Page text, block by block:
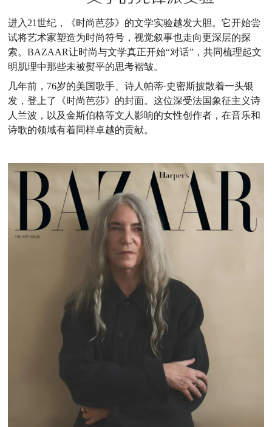
进入21世纪，《时尚芭莎》的文学实验越发大胆。它开始尝
试将艺术家塑造为时尚符号，视觉叙事也走向更深层的探
索。BAZAAR让时尚与文学真正开始“对话”，共同梳理起文
明肌理中那些未被熨平的思考褶皱。
几年前，76岁的美国歌手、诗人帕蒂·史密斯披散着一头银
发，登上了《时尚芭莎》的封面。这位深受法国象征主义诗
人兰波，以及金斯伯格等文人影响的女性创作者，在音乐和
诗歌的领域有着同样卓越的贡献。